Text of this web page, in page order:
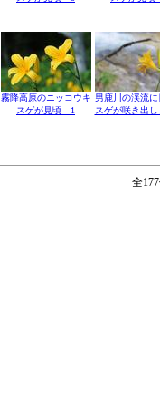
霧降高原のニッコウキ
スゲが見頃 1
男鹿川の渓流に
スゲが咲き出し
全